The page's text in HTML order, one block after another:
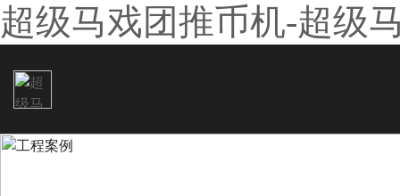
超级马戏团推币机-超级